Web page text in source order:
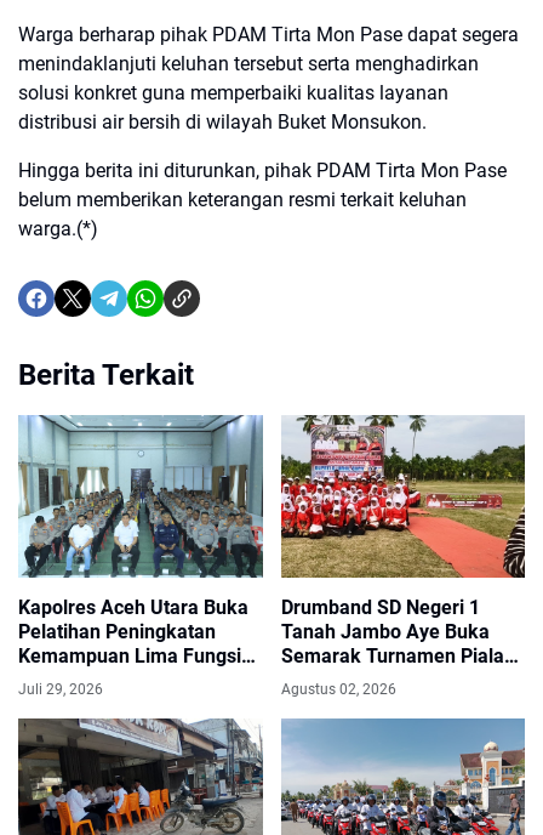
Warga berharap pihak PDAM Tirta Mon Pase dapat segera
menindaklanjuti keluhan tersebut serta menghadirkan
solusi konkret guna memperbaiki kualitas layanan
distribusi air bersih di wilayah Buket Monsukon.
Hingga berita ini diturunkan, pihak PDAM Tirta Mon Pase
belum memberikan keterangan resmi terkait keluhan
warga.(*)
Berita Terkait
Kapolres Aceh Utara Buka
Pelatihan Peningkatan
Kemampuan Lima Fungsi
Teknis Kepolisian
Juli 29, 2026
Drumband SD Negeri 1
Tanah Jambo Aye Buka
Semarak Turnamen Piala
Bupati dan Wakil Bupati
Agustus 02, 2026